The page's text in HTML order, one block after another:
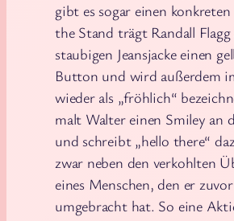
gibt es sogar einen
the Stand trägt Randall Flagg
staubigen Jeansjacke einen
Button und wird außerdem
wieder als „fröhlich“
malt Walter einen Smiley an
und schreibt „hello there“
zwar neben den verkohlten
eines Menschen, den er zuvor
umgebracht hat. So eine